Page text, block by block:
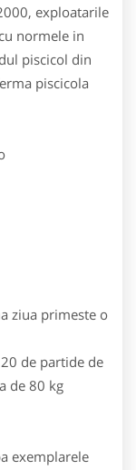
exploatarile
normele in
piscicol din
piscicola
ziua primeste o
de partide de
de 80 kg
exemplarele